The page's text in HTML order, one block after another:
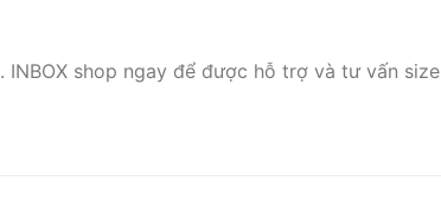
shop ngay để được hỗ trợ và tư vấn size